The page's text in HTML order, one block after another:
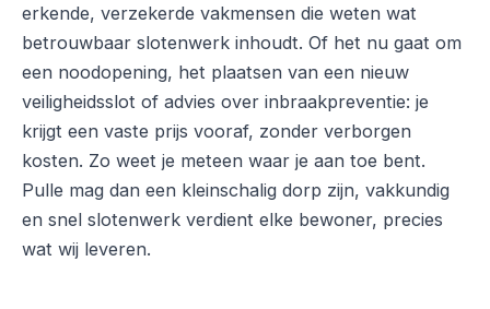
erkende, verzekerde vakmensen die weten wat
betrouwbaar slotenwerk inhoudt. Of het nu gaat om
een noodopening, het plaatsen van een nieuw
veiligheidsslot of advies over inbraakpreventie: je
krijgt een vaste prijs vooraf, zonder verborgen
kosten. Zo weet je meteen waar je aan toe bent.
Pulle mag dan een kleinschalig dorp zijn, vakkundig
en snel slotenwerk verdient elke bewoner, precies
wat wij leveren.